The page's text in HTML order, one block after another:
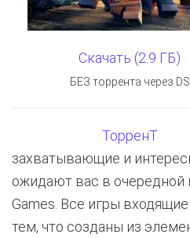
Скачать (2.9 ГБ)
БЕЗ торрента через DS
ТорренТ
захватывающие и
ожидают вас в очередной
Games. Все игры
тем, что созданы из